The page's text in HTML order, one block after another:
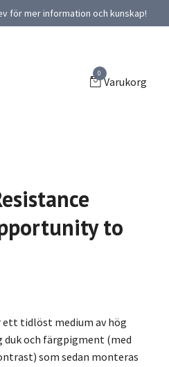
för mer information och kunskap!
0
Varukorg
to
ett tidlöst medium av hög
och färgpigment (med
som sedan monteras